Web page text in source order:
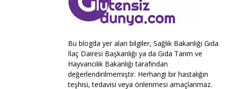
Bu blogda yer alan bilgiler, Sağlık Bakanlığı Gıda
İlaç Dairesi Başkanlığı ya da Gıda Tarım ve
Hayvancılık Bakanlığı tarafından
değerlendirilmemiştir. Herhangi bir hastalığın
teşhisi, tedavisi veya önlenmesi amaçlanmaz.